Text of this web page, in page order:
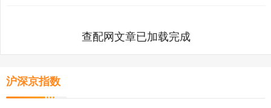
查配网文章已加载完成
沪深京指数